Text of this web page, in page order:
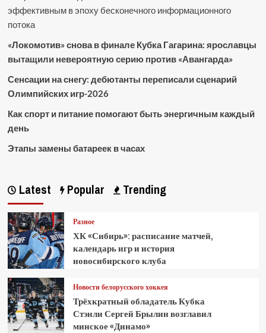
эффективным в эпоху бесконечного информационного
потока
«Локомотив» снова в финале Кубка Гагарина: ярославцы
вытащили невероятную серию против «Авангарда»
Сенсации на снегу: дебютанты переписали сценарий
Олимпийских игр-2026
Как спорт и питание помогают быть энергичным каждый
день
Этапы замены батареек в часах
Latest Popular Trending
Разное
ХК «Сибирь»: расписание матчей,
календарь игр и история
новосибирского клуба
Новости белорусского хоккея
Трёхкратный обладатель Кубка
Стэнли Сергей Брылин возглавил
минское «Динамо»